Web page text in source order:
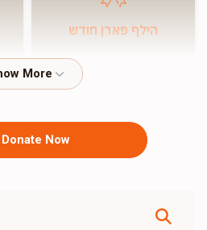
הילף פארן חודש
Donate Now